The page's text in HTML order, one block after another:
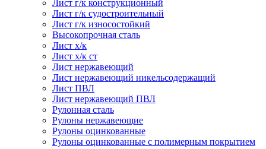
Лист г/к конструкционный
Лист г/к судостроительный
Лист г/к износостойкий
Высокопрочная сталь
Лист х/к
Лист х/к ст
Лист нержавеющий
Лист нержавеющий никельсодержащий
Лист ПВЛ
Лист нержавеющий ПВЛ
Рулонная сталь
Рулоны нержавеющие
Рулоны оцинкованные
Рулоны оцинкованные с полимерным покрытием